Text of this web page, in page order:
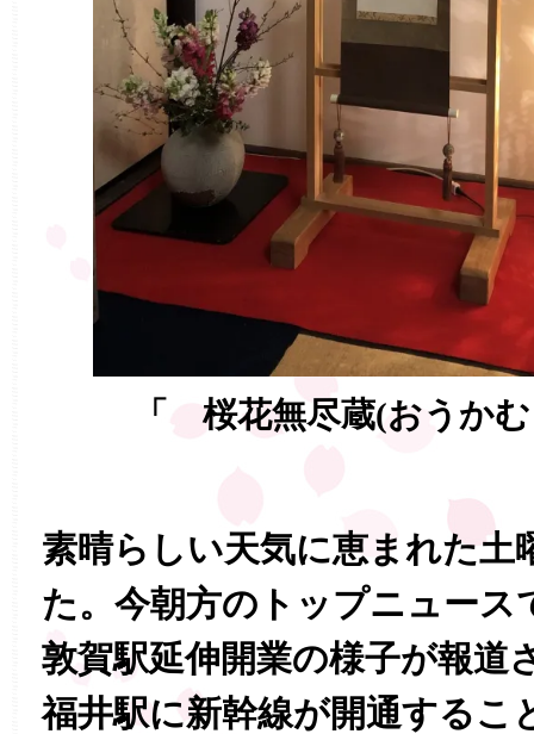
「 桜花無尽蔵(おうか
素晴らしい天気に恵まれた土
た。今朝方のトップニュース
敦賀駅延伸開業の様子が報道
福井駅に新幹線が開通するこ